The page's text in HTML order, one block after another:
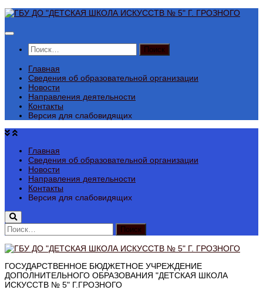
Перейти
содержимому
Найти:
Главная
Сведения об образовательной организации
Новости
Направления деятельности
Контакты
Версия для слабовидящих
Главная
Сведения об образовательной организации
Новости
Направления деятельности
Контакты
Версия для слабовидящих
Найти:
ГОСУДАРСТВЕННОЕ БЮДЖЕТНОЕ УЧРЕЖДЕНИЕ
ДОПОЛНИТЕЛЬНОГО ОБРАЗОВАНИЯ "ДЕТСКАЯ ШКОЛА
ИСКУССТВ № 5" Г.ГРОЗНОГО